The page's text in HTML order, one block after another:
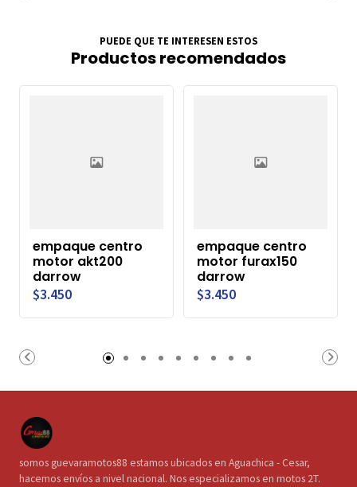
PUEDE QUE TE INTERESEN ESTOS
Productos recomendados
empaque centro
motor akt200
darrow
$3.450
empaque centro
motor furax150
darrow
$3.450
somos guevaramotos88 estamos ubicados en Aguachica - Cesar,
hacemos envíos a nivel nacional. Nos especializamos en motos 2T.